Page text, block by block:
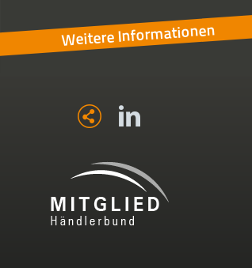
Weitere Informationen